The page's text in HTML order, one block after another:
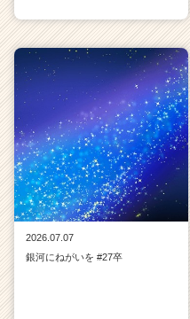
2026.07.07
銀河にねがいを #27卒